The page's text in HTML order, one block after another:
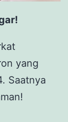
yang
Saatnya